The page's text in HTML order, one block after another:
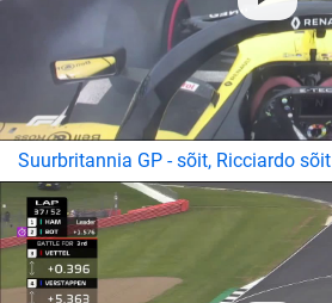
Suurbritannia GP - sõit, Ricciardo sõit